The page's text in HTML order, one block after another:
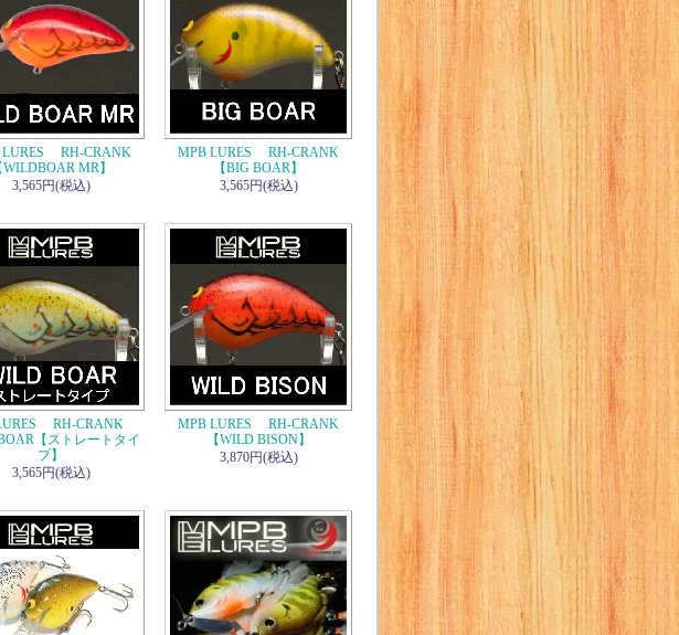
LURES RH-CRANK
WILDBOAR MR】
3,565円(税込)
MPB LURES RH-CRANK
【BIG BOAR】
3,565円(税込)
RH-CRANK
【ストレートタイ
プ】
3,565円(税込)
MPB LURES RH-CRANK
【WILD BISON】
3,870円(税込)